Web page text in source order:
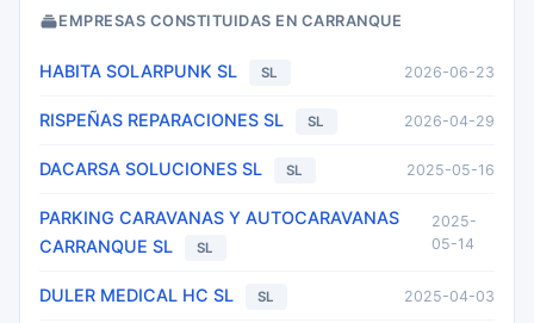
EMPRESAS CONSTITUIDAS EN CARRANQUE
HABITA SOLARPUNK SL SL 2026-06-23
RISPEÑAS REPARACIONES SL SL 2026-04-29
DACARSA SOLUCIONES SL SL 2025-05-16
PARKING CARAVANAS Y AUTOCARAVANAS
CARRANQUE SL
SL
2025-
05-14
DULER MEDICAL HC SL SL 2025-04-03